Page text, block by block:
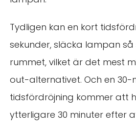
Tydligen kan en kort
sekunder, släcka lampan
rummet, vilket är det mest
out-alternativet. Och en 30-
tidsfördröjning kommer att
ytterligare 30 minuter efter